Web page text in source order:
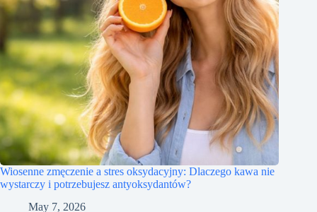
Wiosenne zmęczenie a stres oksydacyjny: Dlaczego kawa nie
wystarczy i potrzebujesz antyoksydantów?
May 7, 2026